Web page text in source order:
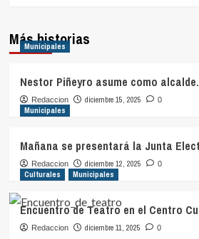
Más historias
Municipales
Nestor Piñeyro asume como alcalde.
Redaccion diciembre 15, 2025 0
Municipales
Mañana se presentará la Junta
Redaccion diciembre 12, 2025 0
Culturales Municipales
Encuentro de Teatro en el Centro
Redaccion diciembre 11, 2025 0